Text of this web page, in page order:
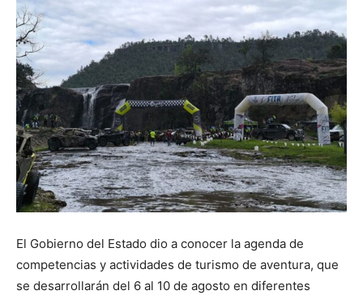
El Gobierno del Estado dio a conocer la agenda de
competencias y actividades de turismo de aventura, que
se desarrollarán del 6 al 10 de agosto en diferentes